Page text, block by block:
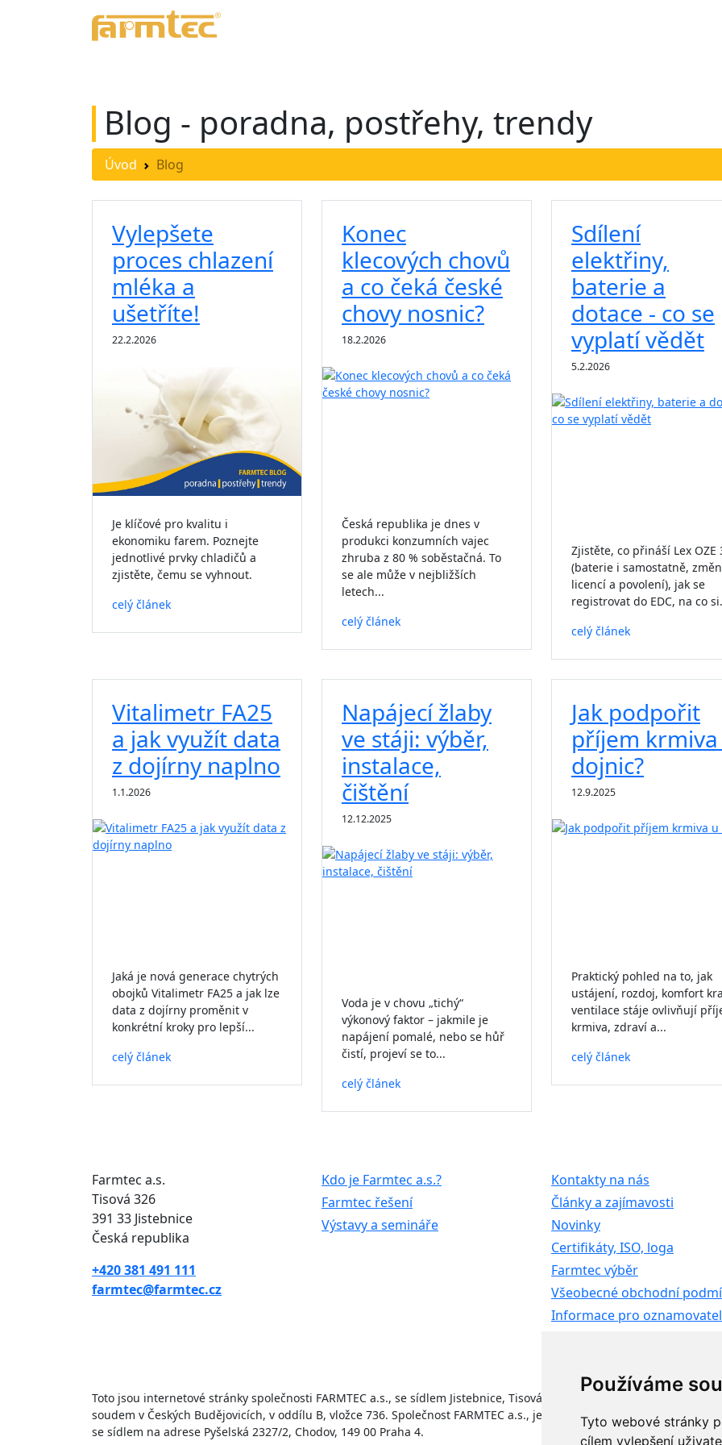
Používáme
Tyto webové stránky
cílem vylepšení
Blog - poradna, postřehy, trendy
Úvod Blog
Vylepšete
proces chlazení
mléka a
ušetříte!
22.2.2026
Je klíčové pro kvalitu i
ekonomiku farem. Poznejte
jednotlivé prvky chladičů a
zjistěte, čemu se vyhnout.
celý článek
Konec
klecových chovů
a co čeká české
chovy nosnic?
18.2.2026
Česká republika je dnes v
produkci konzumních vajec
zhruba z 80 % soběstačná. To
se ale může v nejbližších
letech...
celý článek
Sdílení
elektřiny,
baterie a
dotace - co se
vyplatí vědět
5.2.2026
Zjistěte, co přináší Lex OZE
(baterie i samostatně,
licencí a povolení), jak se
registrovat do EDC, na co
celý článek
Vitalimetr FA25
a jak využít data
z dojírny naplno
1.1.2026
Jaká je nová generace chytrých
obojků Vitalimetr FA25 a jak lze
data z dojírny proměnit v
konkrétní kroky pro lepší...
celý článek
Napájecí žlaby
ve stáji: výběr,
instalace,
čištění
12.12.2025
Voda je v chovu „tichý“
výkonový faktor – jakmile je
napájení pomalé, nebo se hůř
čistí, projeví se to...
celý článek
Jak podpořit
příjem krmiva
dojnic?
12.9.2025
Praktický pohled na to, jak
ustájení, rozdoj, komfort
ventilace stáje ovlivňují
krmiva, zdraví a...
celý článek
Farmtec a.s.
Tisová 326
391 33 Jistebnice
Česká republika
+420 381 491 111
farmtec@farmtec.cz
Kdo je Farmtec a.s.?
Farmtec řešení
Výstavy a semináře
Kontakty na nás
Články a zajímavosti
Novinky
Certifikáty, ISO, loga
Farmtec výběr
Všeobecné obchodní
Informace pro
Toto jsou internetové stránky společnosti FARMTEC a.s., se sídlem Jistebnice, Tisová 326, PSČ 391 33, IČO
soudem v Českých Budějovicích, v oddílu B, vložce 736. Společnost FARMTEC a.s., je členem koncernu AGROFERT
se sídlem na adrese Pyšelská 2327/2, Chodov, 149 00 Praha 4.